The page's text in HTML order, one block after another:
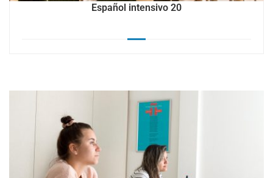
Español intensivo 20